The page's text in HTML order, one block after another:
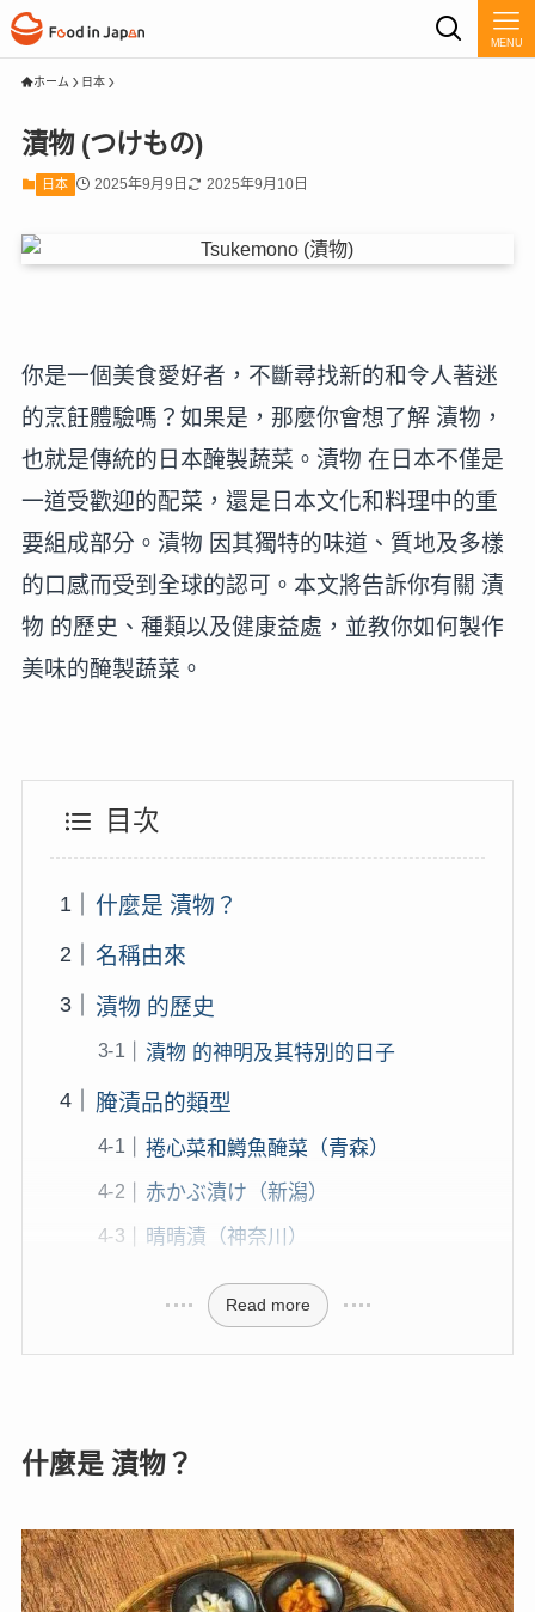
MENU
ホーム 日本
漬物 (つけもの)
日本 2025年9月9日 2025年9月10日
你是一個美食愛好者，不斷尋找新的和令人著迷
的烹飪體驗嗎？如果是，那麼你會想了解 漬物，
也就是傳統的日本醃製蔬菜。漬物 在日本不僅是
一道受歡迎的配菜，還是日本文化和料理中的重
要組成部分。漬物 因其獨特的味道、質地及多樣
的口感而受到全球的認可。本文將告訴你有關 漬
物 的歷史、種類以及健康益處，並教你如何製作
美味的醃製蔬菜。
目次
什麼是 漬物？
名稱由來
漬物 的歷史
漬物 的神明及其特別的日子
腌漬品的類型
捲心菜和鱒魚醃菜（青森）
赤かぶ漬け（新潟）
晴晴漬（神奈川）
Read more
什麼是 漬物？